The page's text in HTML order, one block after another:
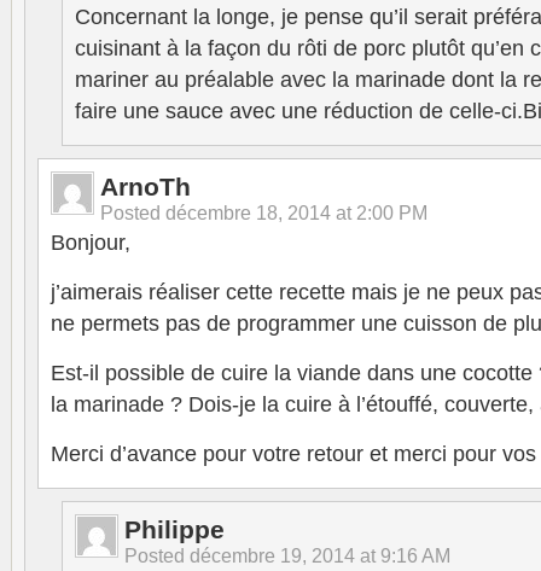
Concernant la longe, je pense qu’il serait
cuisinant à la façon du rôti de porc plutôt qu’en
mariner au préalable avec la marinade dont la
faire une sauce avec une réduction de celle-
ArnoTh
Posted décembre 18, 2014 at 2:00 PM
Bonjour,
j’aimerais réaliser cette recette mais je ne peux
ne permets pas de programmer une cuisson de
Est-il possible de cuire la viande dans une
la marinade ? Dois-je la cuire à l’étouffé, couverte,
Merci d’avance pour votre retour et merci pour
Philippe
Posted décembre 19, 2014 at 9:16 AM